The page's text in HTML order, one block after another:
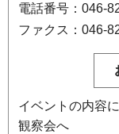
電話番号：046-
ファクス：046-
イベントの内容
観察会へ